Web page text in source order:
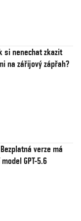
si nenechat zkazit
na zářijový zápřah?
verze má
GPT-5.6